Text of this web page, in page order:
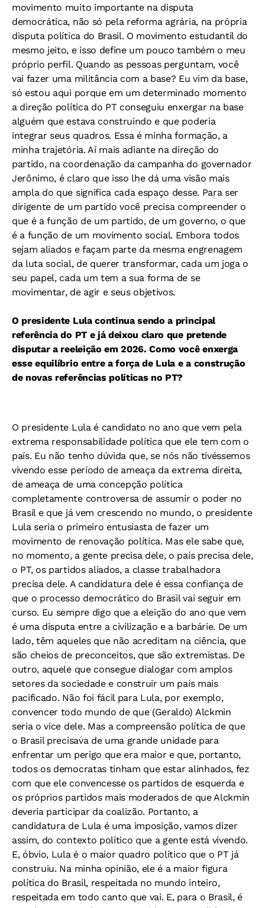
movimento muito importante na disputa
democrática, não só pela reforma agrária, na própria
disputa política do Brasil. O movimento estudantil do
mesmo jeito, e isso define um pouco também o meu
próprio perfil. Quando as pessoas perguntam, você
vai fazer uma militância com a base? Eu vim da base,
só estou aqui porque em um determinado momento
a direção política do PT conseguiu enxergar na base
alguém que estava construindo e que poderia
integrar seus quadros. Essa é minha formação, a
minha trajetória. Aí mais adiante na direção do
partido, na coordenação da campanha do governador
Jerônimo, é claro que isso lhe dá uma visão mais
ampla do que significa cada espaço desse. Para ser
dirigente de um partido você precisa compreender o
que é a função de um partido, de um governo, o que
é a função de um movimento social. Embora todos
sejam aliados e façam parte da mesma engrenagem
da luta social, de querer transformar, cada um joga o
seu papel, cada um tem a sua forma de se
movimentar, de agir e seus objetivos.
O presidente Lula continua sendo a principal
referência do PT e já deixou claro que pretende
disputar a reeleição em 2026. Como você enxerga
esse equilíbrio entre a força de Lula e a construção
de novas referências políticas no PT?
O presidente Lula é candidato no ano que vem pela
extrema responsabilidade política que ele tem com o
país. Eu não tenho dúvida que, se nós não tivéssemos
vivendo esse período de ameaça da extrema direita,
de ameaça de uma concepção política
completamente controversa de assumir o poder no
Brasil e que já vem crescendo no mundo, o presidente
Lula seria o primeiro entusiasta de fazer um
movimento de renovação política. Mas ele sabe que,
no momento, a gente precisa dele, o país precisa dele,
o PT, os partidos aliados, a classe trabalhadora
precisa dele. A candidatura dele é essa confiança de
que o processo democrático do Brasil vai seguir em
curso. Eu sempre digo que a eleição do ano que vem
é uma disputa entre a civilização e a barbárie. De um
lado, têm aqueles que não acreditam na ciência, que
são cheios de preconceitos, que são extremistas. De
outro, aquele que consegue dialogar com amplos
setores da sociedade e construir um país mais
pacificado. Não foi fácil para Lula, por exemplo,
convencer todo mundo de que (Geraldo) Alckmin
seria o vice dele. Mas a compreensão política de que
o Brasil precisava de uma grande unidade para
enfrentar um perigo que era maior e que, portanto,
todos os democratas tinham que estar alinhados, fez
com que ele convencesse os partidos de esquerda e
os próprios partidos mais moderados de que Alckmin
deveria participar da coalizão. Portanto, a
candidatura de Lula é uma imposição, vamos dizer
assim, do contexto político que a gente está vivendo.
E, óbvio, Lula é o maior quadro político que o PT já
construiu. Na minha opinião, ele é a maior figura
política do Brasil, respeitada no mundo inteiro,
respeitada em todo canto que vai. E, para o Brasil, é